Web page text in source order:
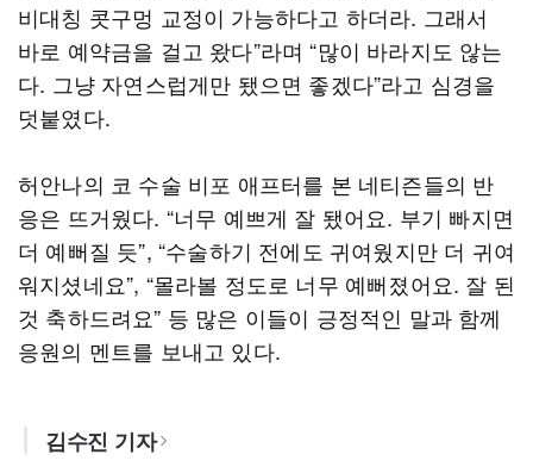
비대칭 콧구멍 교정이 가능하다고 하더라. 그래서
바로 예약금을 걸고 왔다”라며 “많이 바라지도 않는
다. 그냥 자연스럽게만 됐으면 좋겠다”라고 심경을
덧붙였다.
허안나의 코 수술 비포 애프터를 본 네티즌들의 반
응은 뜨거웠다. “너무 예쁘게 잘 됐어요. 부기 빠지면
더 예뻐질 듯”, “수술하기 전에도 귀여웠지만 더 귀여
워지셨네요”, “몰라볼 정도로 너무 예뻐졌어요. 잘 된
것 축하드려요” 등 많은 이들이 긍정적인 말과 함께
응원의 멘트를 보내고 있다.
김수진 기자